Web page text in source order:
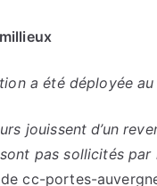
a été déployée au
jouissent d’un
pas sollicités par
cc-portes-